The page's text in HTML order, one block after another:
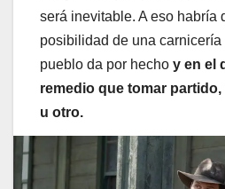
será inevitable. A eso habría
posibilidad de una carnicería
pueblo da por hecho y en el
remedio que tomar
u otro.